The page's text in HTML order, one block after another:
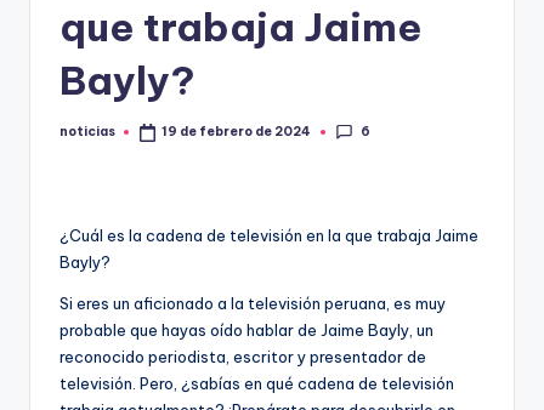
que trabaja Jaime
Bayly?
Publicado
noticias 19 de febrero de 2024 6
¿Cuál es la cadena de televisión en la que trabaja Jaime
Bayly?
Si eres un aficionado a la televisión peruana, es muy
probable que hayas oído hablar de Jaime Bayly, un
reconocido periodista, escritor y presentador de
televisión. Pero, ¿sabías en qué cadena de televisión